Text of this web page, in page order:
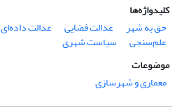
کلیدواژه‌ها
حق به شهر
عدالت فضایی عدالت داده‌ای
علم‌سنجی
سیاست شهری
موضوعات
معماری و شهرسازی